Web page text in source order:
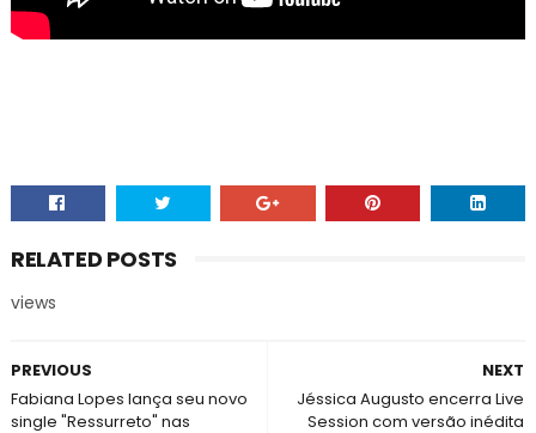
RELATED POSTS
views
NEXT
Jéssica Augusto encerra Live
Session com versão inédita
PREVIOUS
Fabiana Lopes lança seu novo
single "Ressurreto" nas